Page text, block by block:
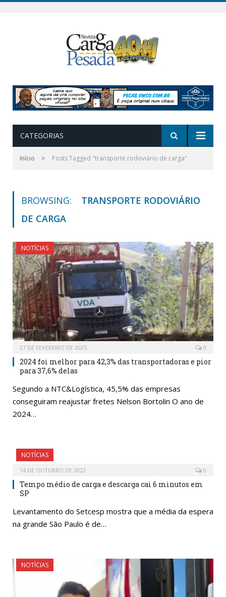
CATEGORIAS
Início » Posts Tagged "transporte rodoviário de carga"
BROWSING:
TRANSPORTE RODOVIÁRIO
DE CARGA
NOTÍCIAS
27 DE FEVEREIRO DE 2025 0
2024 foi melhor para 42,3% das transportadoras e pior
para 37,6% delas
Segundo a NTC&Logística, 45,5% das empresas
conseguiram reajustar fretes Nelson Bortolin O ano de
2024…
NOTÍCIAS
14 DE OUTUBRO DE 2022 0
Tempo médio de carga e descarga cai 6 minutos em
SP
Levantamento do Setcesp mostra que a média da espera
na grande São Paulo é de…
NOTÍCIAS